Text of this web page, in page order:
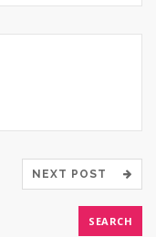
NEXT POST